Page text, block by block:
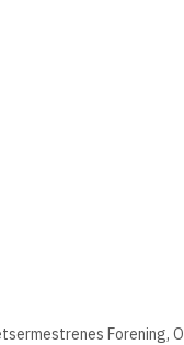
Forening,